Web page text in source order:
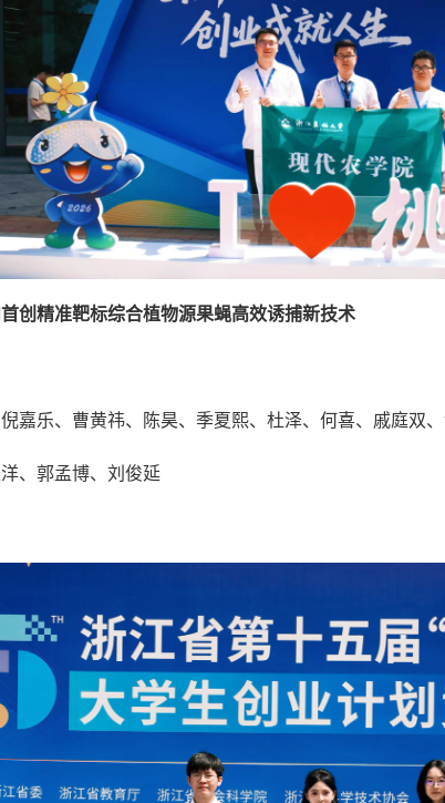
创精准靶标综合植物源果蝇高效诱捕新技术
嘉乐、曹黄祎、陈昊、季夏熙、杜泽、何喜、戚庭双
、郭孟博、刘俊延